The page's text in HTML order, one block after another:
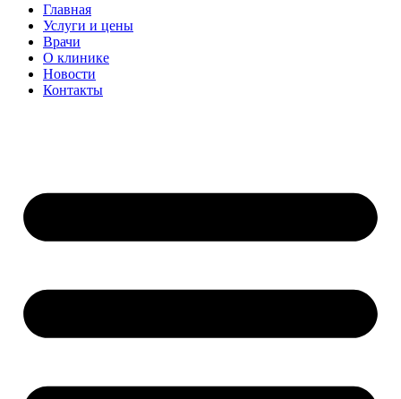
Главная
Услуги и цены
Врачи
О клинике
Новости
Контакты